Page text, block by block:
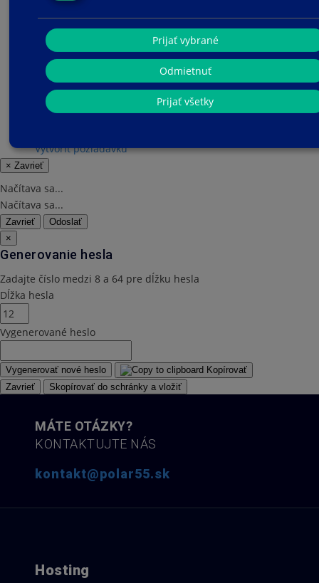
Podpora
Tikety podpory
Oznámenia
Databáza znalostí
Súbory na stiahnutie
Vytvoriť požiadavku
× Zavrieť
Načítava sa...
Načítava sa...
Zavrieť
Odoslať
×
Generovanie hesla
Zadajte číslo medzi 8 a 64 pre dĺžku hesla
Dĺžka hesla
Vygenerované heslo
Vygenerovať nové heslo
Kopírovať
Zavrieť
Skopírovať do schránky a vložiť
MÁTE OTÁZKY?
KONTAKTUJTE NÁS
kontakt@polar55.sk
Hosting
Odmietnuť
Prijať vybrané
Prijať všetky